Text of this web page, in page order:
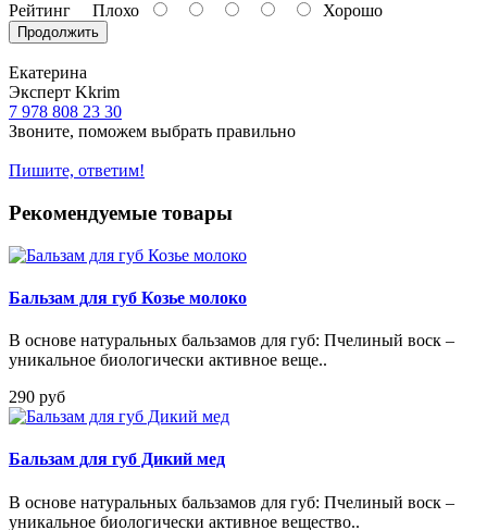
Рейтинг Плохо Хорошо
Продолжить
Екатерина
Эксперт Kkrim
7 978 808 23 30
Звоните, поможем выбрать правильно
Пишите, ответим!
Рекомендуемые товары
Бальзам для губ Козье молоко
В основе натуральных бальзамов для губ: Пчелиный воск –
уникальное биологически активное веще..
290 руб
Бальзам для губ Дикий мед
В основе натуральных бальзамов для губ: Пчелиный воск –
уникальное биологически активное вещество..